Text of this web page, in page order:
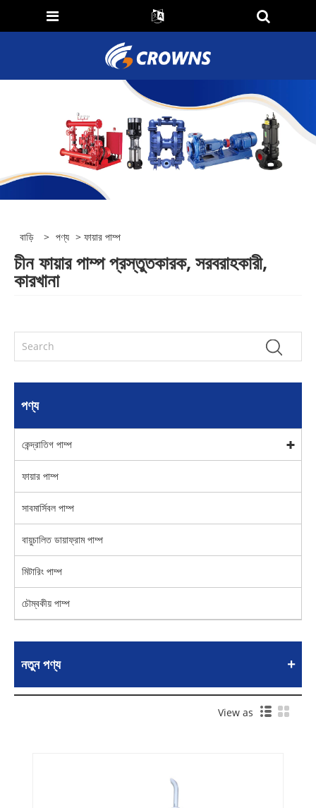
বাড়ি > পণ্য > ফায়ার পাম্প
চীন ফায়ার পাম্প প্রস্তুতকারক, সরবরাহকারী,
কারখানা
পণ্য
কেন্দ্রাতিগ পাম্প
ফায়ার পাম্প
সাবমার্সিবল পাম্প
বায়ুচালিত ডায়াফ্রাম পাম্প
মিটারিং পাম্প
চৌম্বকীয় পাম্প
নতুন পণ্য
View as